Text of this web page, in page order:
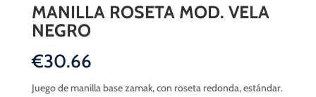
MANILLA ROSETA MOD. VELA
NEGRO
€30.66
Juego de manilla base zamak, con roseta redonda, estándar.